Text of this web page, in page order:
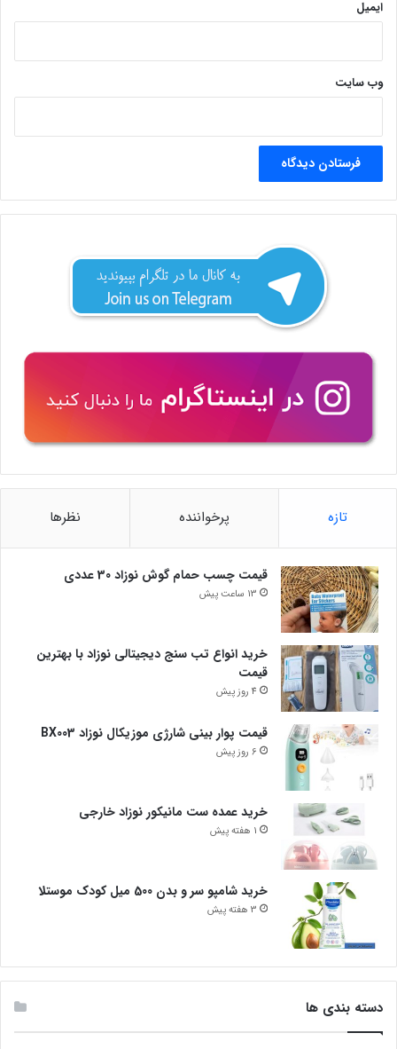
ایمیل
وب‌ سایت
تازه پرخواننده نظرها
قیمت چسب حمام گوش نوزاد 30 عددی
13 ساعت پیش
خرید انواع تب سنج دیجیتالی نوزاد با بهترین
قیمت
4 روز پیش
قیمت پوار بینی شارژی موزیکال نوزاد BX003
6 روز پیش
خرید عمده ست مانیکور نوزاد خارجی
1 هفته پیش
خرید شامپو سر و بدن 500 میل کودک موستلا
3 هفته پیش
دسته بندی ها